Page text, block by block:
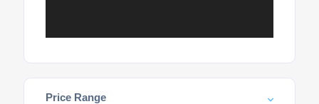
Price Range